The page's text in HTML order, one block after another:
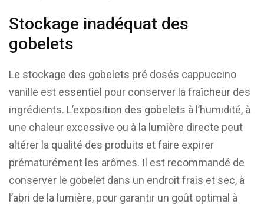
Stockage inadéquat des
gobelets
Le stockage des gobelets pré dosés cappuccino
vanille est essentiel pour conserver la fraîcheur des
ingrédients. L’exposition des gobelets à l’humidité, à
une chaleur excessive ou à la lumière directe peut
altérer la qualité des produits et faire expirer
prématurément les arômes. Il est recommandé de
conserver le gobelet dans un endroit frais et sec, à
l’abri de la lumière, pour garantir un goût optimal à